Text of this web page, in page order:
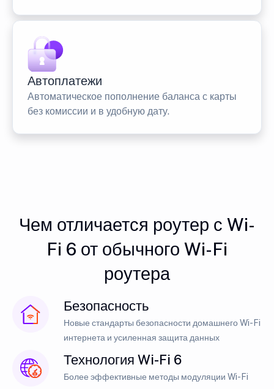
Автоплатежи
Автоматическое пополнение баланса с карты
без комиссии и в удобную дату.
Чем отличается роутер с Wi-
Fi 6 от обычного Wi-Fi
роутера
Безопасность
Новые стандарты безопасности домашнего Wi-Fi
интернета и усиленная защита данных
Технология Wi-Fi 6
Более эффективные методы модуляции Wi-Fi